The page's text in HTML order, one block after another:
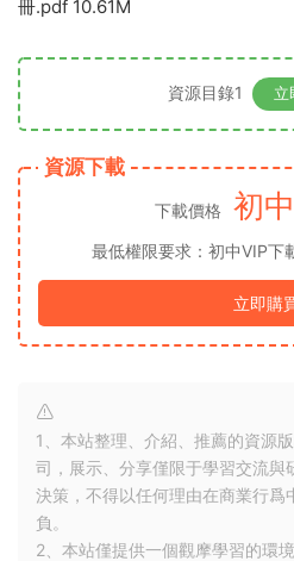
冊.pdf 10.61M
資源目錄1 立
資源下載
下載價格 初
最低權限要求：初中VIP下
立即購
1、本站整理、介紹、推薦的資源
司，展示、分享僅限于學習交流與
決策，不得以任何理由在商業行爲
負。
2、本站僅提供一個觀摩學習的環